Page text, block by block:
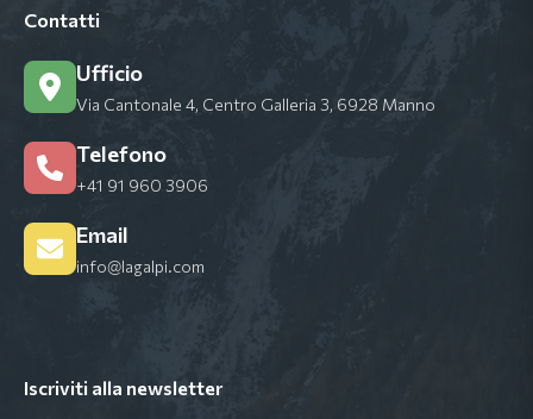
Contatti
Ufficio
Via Cantonale 4, Centro Galleria 3, 6928 Manno
Telefono
+41 91 960 3906
Email
info@lagalpi.com
Iscriviti alla newsletter